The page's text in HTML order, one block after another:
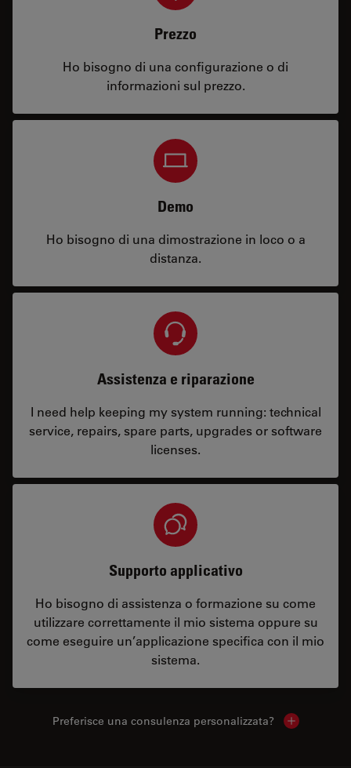
Prezzo
Ho bisogno di una configurazione o di
informazioni sul prezzo.
Demo
Ho bisogno di una dimostrazione in loco o a
distanza.
Assistenza e riparazione
I need help keeping my system running: technical
service, repairs, spare parts, upgrades or software
licenses.
Supporto applicativo
Ho bisogno di assistenza o formazione su come
utilizzare correttamente il mio sistema oppure su
come eseguire un’applicazione specifica con il mio
sistema.
Preferisce una consulenza personalizzata? Show local